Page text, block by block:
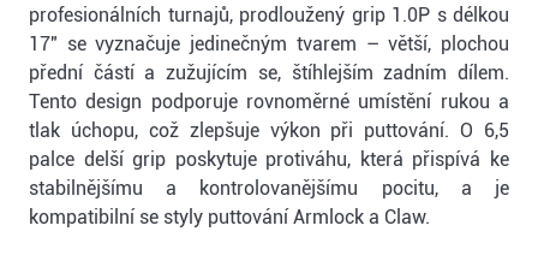
profesionálních turnajů, prodloužený grip 1.0P s délkou
17" se vyznačuje jedinečným tvarem – větší, plochou
přední částí a zužujícím se, štíhlejším zadním dílem.
Tento design podporuje rovnoměrné umístění rukou a
tlak úchopu, což zlepšuje výkon při puttování. O 6,5
palce delší grip poskytuje protiváhu, která přispívá ke
stabilnějšímu a kontrolovanějšímu pocitu, a je
kompatibilní se styly puttování Armlock a Claw.